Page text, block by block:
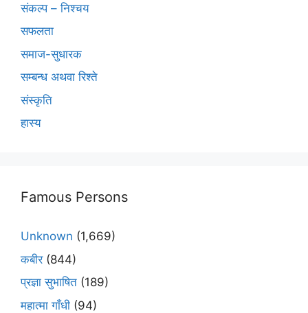
संकल्प – निश्चय
सफलता
समाज-सुधारक
सम्बन्ध अथवा रिश्ते
संस्कृति
हास्य
Famous Persons
Unknown (1,669)
कबीर(844)
प्रज्ञा सुभाषित (189)
महात्मा गाँधी (94)